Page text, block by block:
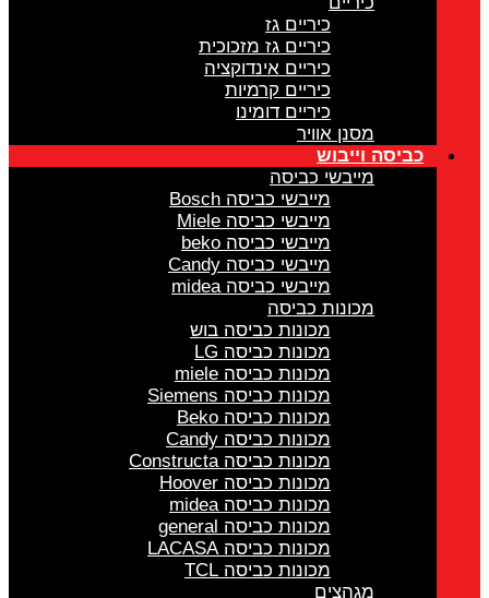
כיריים גז
כיריים גז מזכוכית
כיריים אינדוקציה
כיריים קרמיות
כיריים דומינו
מסנן אוויר
כביסה וייבוש
מייבשי כביסה
מייבשי כביסה Bosch
מייבשי כביסה Miele
מייבשי כביסה beko
מייבשי כביסה Candy
מייבשי כביסה midea
מכונות כביסה
מכונות כביסה בוש
מכונות כביסה LG
מכונות כביסה miele
מכונות כביסה Siemens
מכונות כביסה Beko
מכונות כביסה Candy
מכונות כביסה Constructa
מכונות כביסה Hoover
מכונות כביסה midea
מכונות כביסה general
מכונות כביסה LACASA
מכונות כביסה TCL
מגהצים